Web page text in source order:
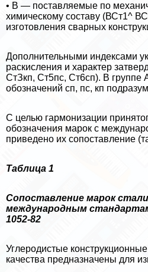
• В — поставляемые по
химическому составу (ВСт1^
изготовления сварных
Дополнительными индексами
раскисления и хаpaктер
СтЗкп, Ст5пс, Ст6сп). В группе
обозначений сп, пс, кп
С целью гармонизации
обозначения марок с
приведено их сопоставление
Таблица 1
Сопоставление марок
международным
1052-82
Углеродистые
качества предназначены для